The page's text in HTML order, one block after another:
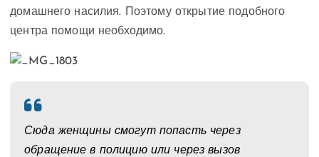
домашнего насилия. Поэтому открытие подобного
центра помощи необходимо.
Сюда женщины смогут попасть через
обращение в полицию или через вызов